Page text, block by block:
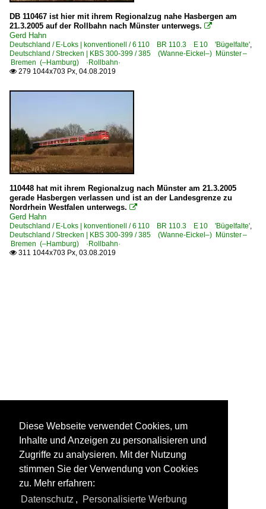
DB 110467 ist hier mit ihrem Regionalzug nahe Hasbergen am
21.3.2005 auf der Rollbahn nach Münster unterwegs. 
Gerd Hahn
Deutschland / E-Loks | konventionell / 6 110 BR 110.3 E 10 'Bügelfalte',
Deutschland / Strecken | KBS 300-399 / 385 (Wanne-Eickel–) Münster –
Bremen (–Hamburg) ·Rollbahn·
 279 1044x703 Px, 04.08.2019
110448 hat mit ihrem Regionalzug nach Münster am 21.3.2005
gerade Hasbergen verlassen und ist an der Landesgrenze zu
Nordrhein Westfalen unterwegs. 
Gerd Hahn
Deutschland / E-Loks | konventionell / 6 110 BR 110.3 E 10 'Bügelfalte',
Deutschland / Strecken | KBS 300-399 / 385 (Wanne-Eickel–) Münster –
Bremen (–Hamburg) ·Rollbahn·
 311 1044x703 Px, 03.08.2019
Diese Webseite verwendet Cookies, um
Inhalte und Anzeigen zu personalisieren und
Zugriffe zu analysieren. Mit der Nutzung
stimmen Sie der Verwendung von Cookies
zu. Mehr erfahren:
Datenschutz , Personalisierte Werbung